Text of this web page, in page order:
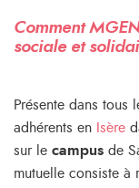
Comment
sociale et
Présente dans tous
adhérents en Isère
sur le campus de
mutuelle consiste à